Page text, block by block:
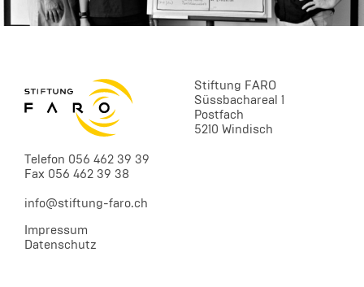
Stiftung FARO
Süssbachareal 1
Postfach
5210 Windisch
Telefon 056 462 39 39
Fax 056 462 39 38
info@stiftung-faro.ch
Impressum
Datenschutz